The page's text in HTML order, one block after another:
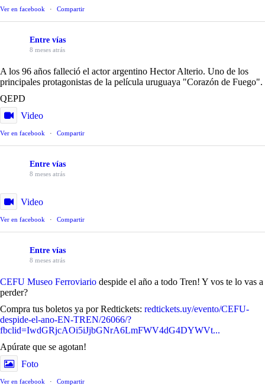
Ver en facebook · Compartir
Entre vías
8 meses atrás
A los 96 años falleció el actor argentino Hector Alterio. Uno de los
principales protagonistas de la película uruguaya "Corazón de Fuego".
QEPD
Video
Ver en facebook · Compartir
Entre vías
8 meses atrás
Video
Ver en facebook · Compartir
Entre vías
8 meses atrás
CEFU Museo Ferroviario despide el año a todo Tren! Y vos te lo vas a
perder?
Compra tus boletos ya por Redtickets: redtickets.uy/evento/CEFU-
despide-el-ano-EN-TREN/26066/?
fbclid=IwdGRjcAOi5iJjbGNrA6LmFWV4dG4DYWVt...
Apúrate que se agotan!
Foto
Ver en facebook · Compartir